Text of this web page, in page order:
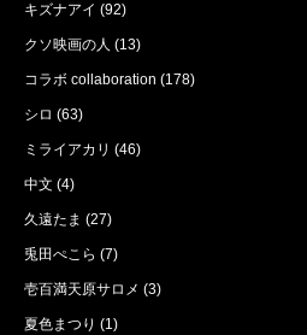
キズナアイ (92)
クソ映画の人 (13)
コラボ collaboration (178)
シロ (63)
ミライアカリ (46)
中文 (4)
久遠たま (27)
兎田ぺこら (7)
壱百満天原サロメ (3)
夏色まつり (1)